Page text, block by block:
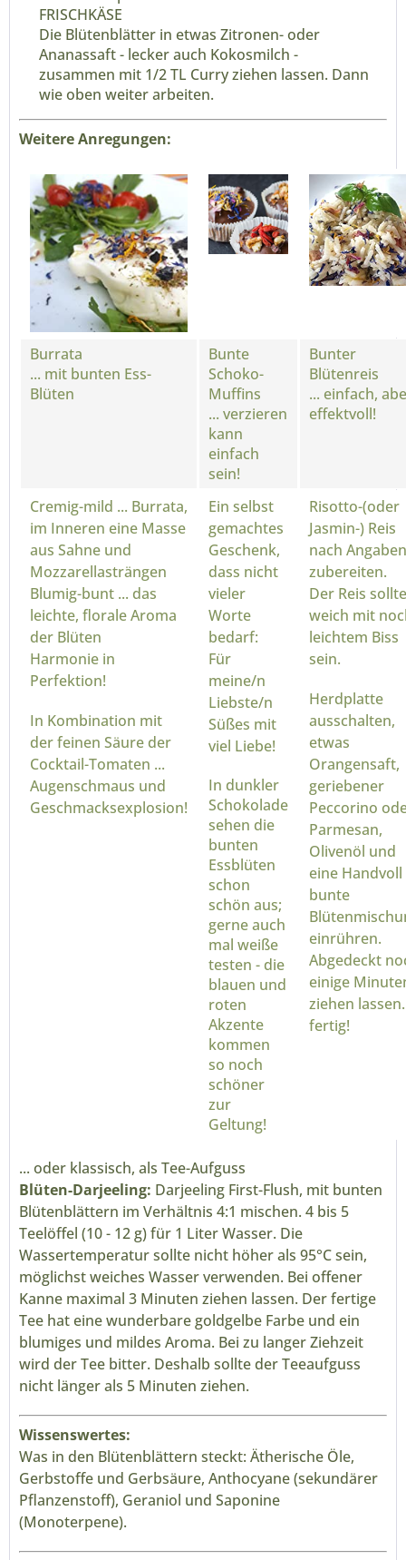
FRISCHKÄSE
Die Blütenblätter in etwas Zitronen- oder
Ananassaft - lecker auch Kokosmilch -
zusammen mit 1/2 TL Curry ziehen lassen. Dann
wie oben weiter arbeiten.
Weitere Anregungen:
Burrata
... mit bunten Ess-
Blüten
Bunte
Schoko-
Muffins
... verzieren
kann
einfach
sein!
Bunter
Blütenreis
... einfach,
effektvoll!
Cremig-mild ... Burrata,
im Inneren eine Masse
aus Sahne und
Mozzarellasträngen
Blumig-bunt ... das
leichte, florale Aroma
der Blüten
Harmonie in
Perfektion!
In Kombination mit
der feinen Säure der
Cocktail-Tomaten ...
Augenschmaus und
Geschmacksexplosion!
Ein selbst
gemachtes
Geschenk,
dass nicht
vieler
Worte
bedarf:
Für
meine/n
Liebste/n
Süßes mit
viel Liebe!
In dunkler
Schokolade
sehen die
bunten
Essblüten
schon
schön aus;
gerne auch
mal weiße
testen - die
blauen und
roten
Akzente
kommen
so noch
schöner
zur
Geltung!
Risotto-(oder
Jasmin-) Reis
nach Angaben
zubereiten.
Der Reis sollte
weich mit
leichtem Biss
sein.
Herdplatte
ausschalten,
etwas
Orangensaft,
geriebener
Peccorino
Parmesan,
Olivenöl und
eine Handvoll
bunte
einrühren.
Abgedeckt
einige
ziehen
fertig!
... oder klassisch, als Tee-Aufguss
Blüten-Darjeeling: Darjeeling First-Flush, mit bunten
Blütenblättern im Verhältnis 4:1 mischen. 4 bis 5
Teelöffel (10 - 12 g) für 1 Liter Wasser. Die
Wassertemperatur sollte nicht höher als 95°C sein,
möglichst weiches Wasser verwenden. Bei offener
Kanne maximal 3 Minuten ziehen lassen. Der fertige
Tee hat eine wunderbare goldgelbe Farbe und ein
blumiges und mildes Aroma. Bei zu langer Ziehzeit
wird der Tee bitter. Deshalb sollte der Teeaufguss
nicht länger als 5 Minuten ziehen.
Wissenswertes:
Was in den Blütenblättern steckt: Ätherische Öle,
Gerbstoffe und Gerbsäure, Anthocyane (sekundärer
Pflanzenstoff), Geraniol und Saponine
(Monoterpene).